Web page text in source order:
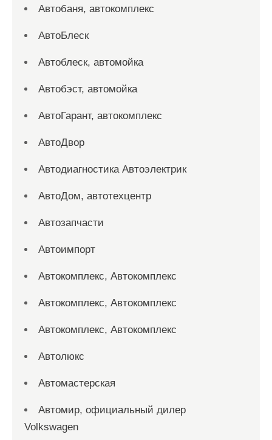
Автобаня, автокомплекс
АвтоБлеск
Автоблеск, автомойка
Автобэст, автомойка
АвтоГарант, автокомплекс
АвтоДвор
Автодиагностика Автоэлектрик
АвтоДом, автотехцентр
Автозапчасти
Автоимпорт
Автокомплекс, Автокомплекс
Автокомплекс, Автокомплекс
Автокомплекс, Автокомплекс
Автолюкс
Автомастерская
Автомир, официальный дилер
Volkswagen